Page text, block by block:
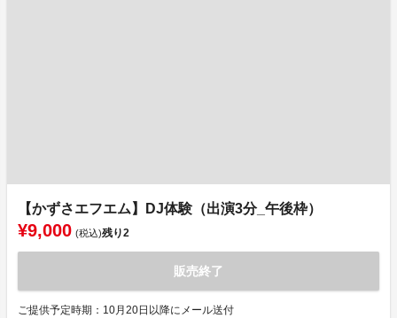
【かずさエフエム】DJ体験（出演3分_午後枠）
¥9,000 (税込)残り2
販売終了
ご提供予定時期：10月20日以降にメール送付